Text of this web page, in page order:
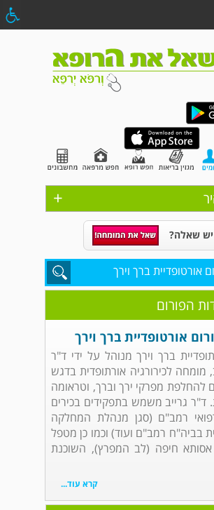
+
יש שאלה?
אורטופדיית ברך וירך
הפורום
אורטופדיית ברך וירך
ברך וירך מנוהל על ידי ד"ר
מומחה לכירורגיה אורתופדית בדגש
להחלפת מפרקי ירך וברך, וטראומה
ד"ר גרייב משמש בתפקידים בכירים
רמב"ם (סגן מנהלת המחלקה
בביה"ח רמב"ם ועוד) וכמו כן מטפל
חיפה (לב המפרץ), השוכנת
קרא עוד...